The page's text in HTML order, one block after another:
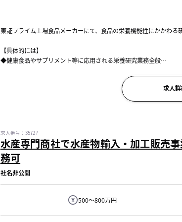
東証プライム上場食品メーカーにて、食品の栄養機能性にかかわる
【具体的には】
◆健康食品やサプリメント等に応用される栄養研究業務全般
求人
水産専門商社で水産物輸入・加工販売
務可
求人番号：35727
社名非公開
500～800万円